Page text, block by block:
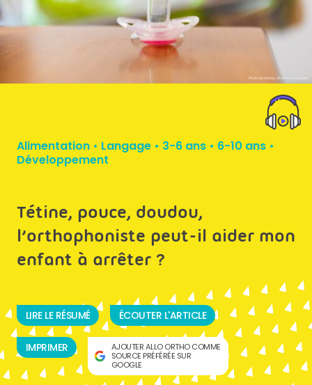
Photo de Andrey Storn sur Unsplash
Alimentation • Langage • 3-6 ans • 6-10 ans •
Développement
Tétine, pouce, doudou,
l’orthophoniste peut-il aider mon
enfant à arrêter ?
LIRE LE RÉSUMÉ ÉCOUTER L'ARTICLE
IMPRIMER
AJOUTER ALLO ORTHO COMME
SOURCE PRÉFÉRÉE SUR
GOOGLE